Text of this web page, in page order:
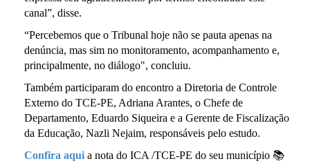
canal”, disse.
“Percebemos que o Tribunal hoje não se pauta apenas na
denúncia, mas sim no monitoramento, acompanhamento e,
principalmente, no diálogo", concluiu.
Também participaram do encontro a Diretoria de Controle
Externo do TCE-PE, Adriana Arantes, o Chefe de
Departamento, Eduardo Siqueira e a Gerente de Fiscalização
da Educação, Nazli Nejaim, responsáveis pelo estudo.
Confira aqui a nota do ICA /TCE-PE do seu município 📚